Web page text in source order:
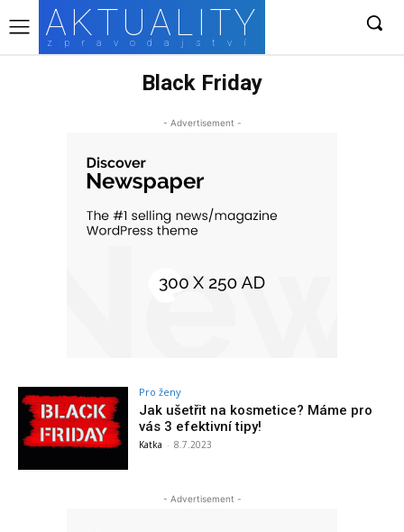
AKTUALITY
zpravodajství
Black Friday
- Advertisement -
Pro ženy
Jak ušetřit na kosmetice? Máme pro
vás 3 efektivní tipy!
Katka - 8.7.2023
- Advertisement -